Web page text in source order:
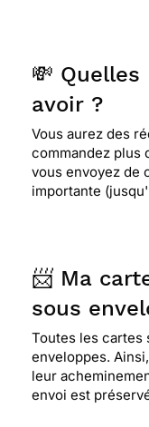
⭐⭐⭐⭐
Le 15/
simplicité et
⭐⭐⭐⭐⭐ Le
pour moi, c'est à
besoin
⭐⭐⭐⭐⭐ Le 22/
"joyeux noël"
sera seule ce
💸
avoir ?
Vous aurez des
commandez plus
vous envoyez de
importante
📨 Ma
sous
Toutes les cartes
enveloppes.
leur
envoi est